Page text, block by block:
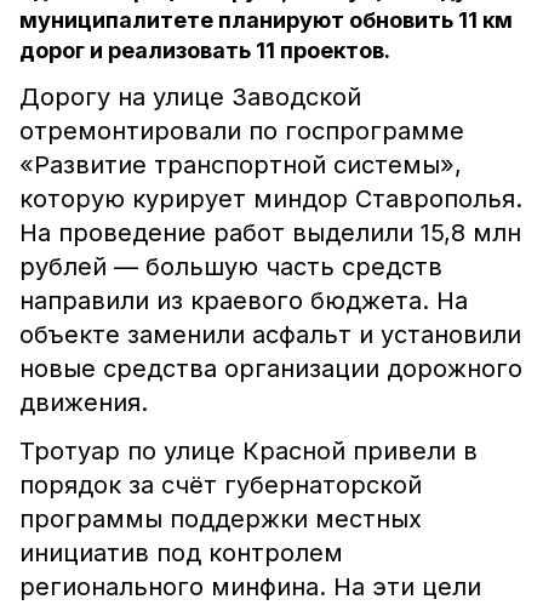
муниципалитете планируют обновить 11 км
дорог и реализовать 11 проектов.
Дорогу на улице Заводской
отремонтировали по госпрограмме
«Развитие транспортной системы»,
которую курирует миндор Ставрополья.
На проведение работ выделили 15,8 млн
рублей — большую часть средств
направили из краевого бюджета. На
объекте заменили асфальт и установили
новые средства организации дорожного
движения.
Тротуар по улице Красной привели в
порядок за счёт губернаторской
программы поддержки местных
инициатив под контролем
регионального минфина. На эти цели